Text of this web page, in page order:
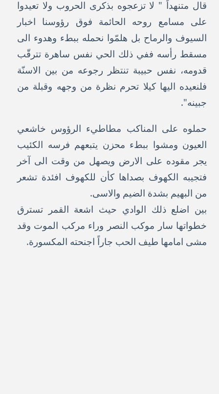
قال متنهداً " لا تزعجوه بذكرى الحروب ولا تعيدوا
على مسامع روحه الحائمة فوق رؤوسنا اخبار
السيوف والرماح بل هلمّوا نحمله ببطء وهدوء الى
مسقط رأسه ففي ذلك الحي نفس ساهرة تترقّب
قدومه، نفس حبيبة تنتظر رجوعه من بين الاسنّة
فلنعيده اليها كيلا تحرم نظرة من وجهه وقبلة من
جبينه".
حملوه على المناكب مطاطيء الرؤوس خاشعي
العيون ومشوا ببطء محزن يتبعهم فرسه الكئيب
يجر مقوده على الارض ويصهل من وقت الى آخر
فتجيبه الكهوف بصداها كأن للكهوف افئدة تشعر
من البهيم بشدة الضيم والاسى.
بين اضلع ذلك الوادي حيث اشعة القمر تسترق
خطواتها سار موكب النصر وراء مركب الموت وقد
مشى امامها طيف الحب جاراً اجنحته المكسورة.